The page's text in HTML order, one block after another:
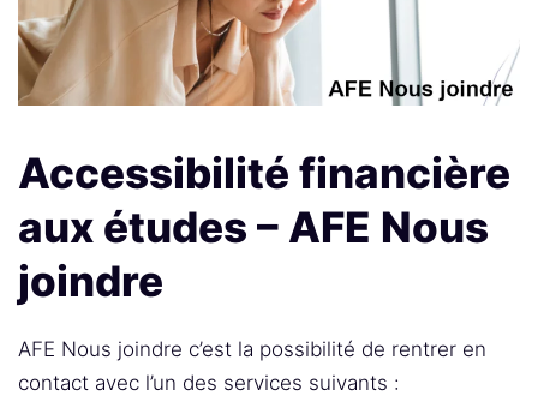
Accessibilité financière
aux études – AFE Nous
joindre
AFE Nous joindre c’est la possibilité de rentrer en
contact avec l’un des services suivants :